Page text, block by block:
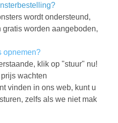
wordt ondersteund,
worden aangeboden,
opnemen?
klik op "stuur" nu!
wachten
vinden in ons web, kunt u
zelfs als we niet mak